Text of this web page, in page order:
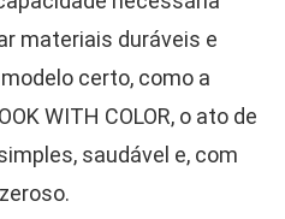
materiais duráveis e
certo, como a
WITH COLOR, o ato de
saudável e, com